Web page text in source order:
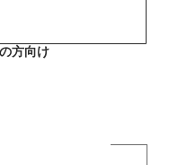
方向け